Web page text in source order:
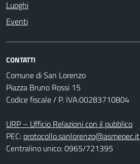
Luoghi
Eventi
CONTATTI
Comune di San Lorenzo
Piazza Bruno Rossi 15
Codice fiscale / P. IVA:00283710804
URP – Ufficio Relazioni con il pubblico
PEC: protocollo.sanlorenzo@asmepec.it
Centralino unico: 0965/721395